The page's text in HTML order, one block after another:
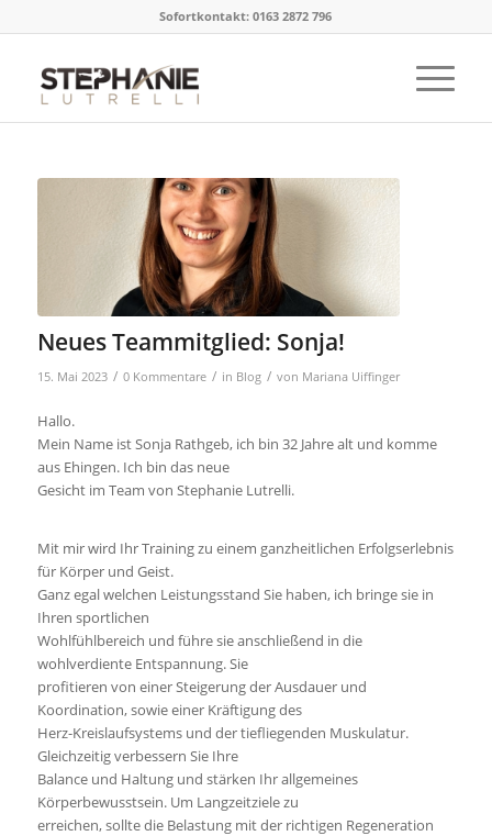
Sofortkontakt: 0163 2872 796
Neues Teammitglied: Sonja!
15. Mai 2023 / 0 Kommentare / in Blog / von Mariana Uiffinger
Hallo.
Mein Name ist Sonja Rathgeb, ich bin 32 Jahre alt und komme
aus Ehingen. Ich bin das neue
Gesicht im Team von Stephanie Lutrelli.
Mit mir wird Ihr Training zu einem ganzheitlichen Erfolgserlebnis
für Körper und Geist.
Ganz egal welchen Leistungsstand Sie haben, ich bringe sie in
Ihren sportlichen
Wohlfühlbereich und führe sie anschließend in die
wohlverdiente Entspannung. Sie
profitieren von einer Steigerung der Ausdauer und
Koordination, sowie einer Kräftigung des
Herz-Kreislaufsystems und der tiefliegenden Muskulatur.
Gleichzeitig verbessern Sie Ihre
Balance und Haltung und stärken Ihr allgemeines
Körperbewusstsein. Um Langzeitziele zu
erreichen, sollte die Belastung mit der richtigen Regeneration